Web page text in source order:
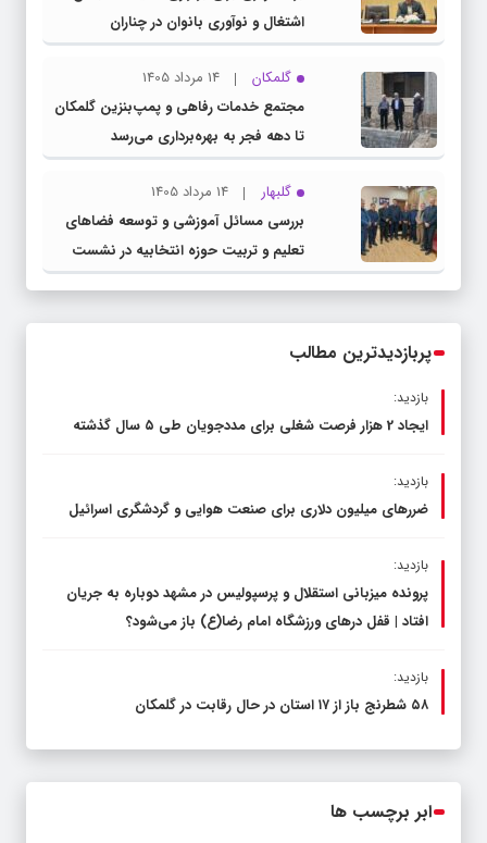
اشتغال و نوآوری بانوان در چناران
گلمکان
14 مرداد 1405
مجتمع خدمات رفاهی و پمپ‌بنزین گلمکان
تا دهه فجر به بهره‌برداری می‌رسد
گلبهار
14 مرداد 1405
بررسی مسائل آموزشی و توسعه فضاهای
تعلیم و تربیت حوزه انتخابیه در نشست
مشترک عضو کمیسیون آموزش مجلس با
پربازدیدترین مطالب
بازدید:
ایجاد 2 هزار فرصت شغلی برای مددجویان طی ۵ سال گذشته
بازدید:
ضررهای میلیون دلاری برای صنعت هوایی و گردشگری اسرائیل
بازدید:
پرونده میزبانی استقلال و پرسپولیس در مشهد دوباره به جریان
افتاد | قفل در‌های ورزشگاه امام رضا(ع) باز می‌شود؟
بازدید:
۵۸ شطرنج‌ باز از ۱۷ استان در حال رقابت در گلمکان
ابر برچسب ها